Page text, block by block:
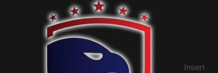
Insert